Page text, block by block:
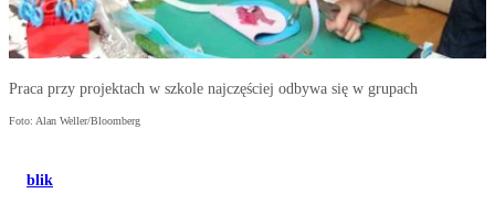
Praca przy projektach w szkole najczęściej odbywa się w grupach
Foto: Alan Weller/Bloomberg
blik